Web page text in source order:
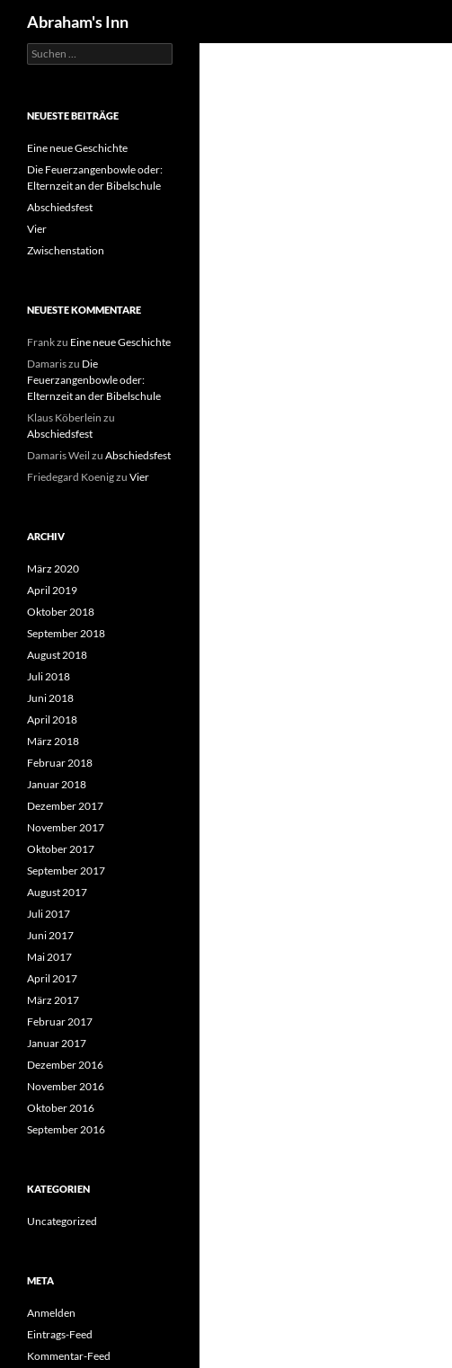
Abraham's Inn
Suchen
nach:
NEUESTE BEITRÄGE
Eine neue Geschichte
Die Feuerzangenbowle oder:
Elternzeit an der Bibelschule
Abschiedsfest
Vier
Zwischenstation
NEUESTE KOMMENTARE
Frankzu Eine neue Geschichte
Damariszu Die
Feuerzangenbowle oder:
Elternzeit an der Bibelschule
Klaus Köberlein zu
Abschiedsfest
Damaris Weil zu Abschiedsfest
Friedegard Koenigzu Vier
ARCHIV
März 2020
April 2019
Oktober 2018
September 2018
August 2018
Juli 2018
Juni 2018
April 2018
März 2018
Februar 2018
Januar 2018
Dezember 2017
November 2017
Oktober 2017
September 2017
August 2017
Juli 2017
Juni 2017
Mai 2017
April 2017
März 2017
Februar 2017
Januar 2017
Dezember 2016
November 2016
Oktober 2016
September 2016
KATEGORIEN
Uncategorized
META
Anmelden
Eintrags-Feed
Kommentar-Feed